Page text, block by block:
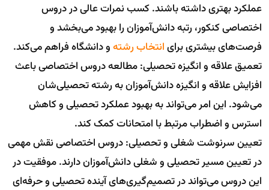
عملکرد بهتری داشته باشند. کسب نمرات عالی در دروس
اختصاصی کنکور، رتبه دانش‌آموزان را بهبود می‌بخشد و
فرصت‌های بیشتری برایانتخاب رشتهو دانشگاه فراهم می‌کند.
تعمیق علاقه و انگیزه تحصیلی: مطالعه دروس اختصاصی باعث
افزایش علاقه و انگیزه دانش‌آموزان به رشته تحصیلی‌شان
می‌شود. این امر می‌تواند به بهبود عملکرد تحصیلی و کاهش
استرس و اضطراب مرتبط با امتحانات کمک کند.
تعیین سرنوشت شغلی و تحصیلی: دروس اختصاصی نقش مهمی
در تعیین مسیر تحصیلی و شغلی دانش‌آموزان دارند. موفقیت در
این دروس می‌تواند در تصمیم‌گیری‌های آینده تحصیلی و حرفه‌ای